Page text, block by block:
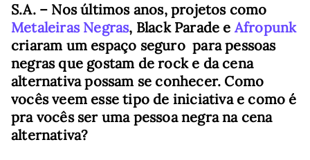
S.A. – Nos últimos anos, projetos como
Metaleiras Negras, Black Parade e Afropunk
criaram um espaço seguro para pessoas
negras que gostam de rock e da cena
alternativa possam se conhecer. Como
vocês veem esse tipo de iniciativa e como é
pra vocês ser uma pessoa negra na cena
alternativa?